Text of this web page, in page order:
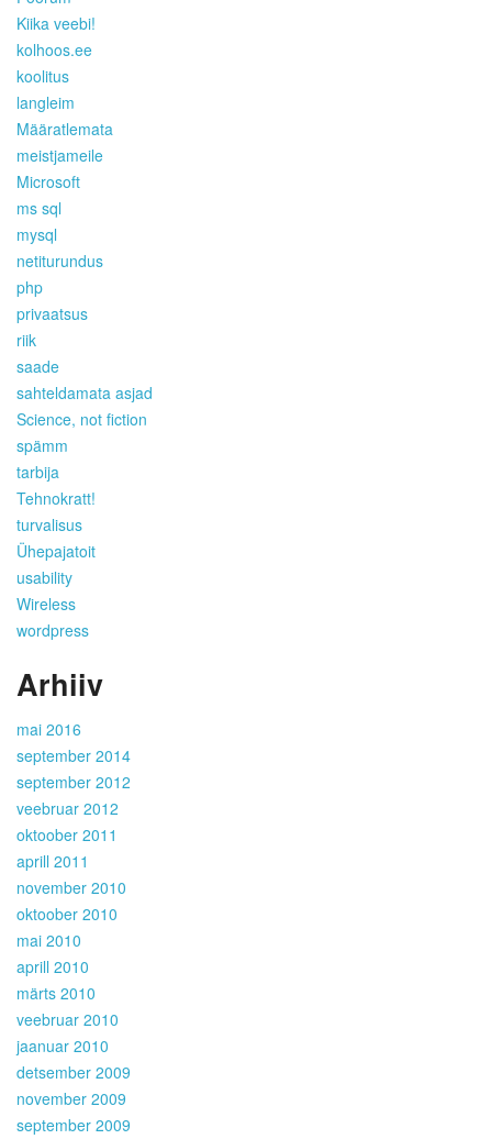
Kiika veebi!
kolhoos.ee
koolitus
langleim
Määratlemata
meistjameile
Microsoft
ms sql
mysql
netiturundus
php
privaatsus
riik
saade
sahteldamata asjad
Science, not fiction
spämm
tarbija
Tehnokratt!
turvalisus
Ühepajatoit
usability
Wireless
wordpress
Arhiiv
mai 2016
september 2014
september 2012
veebruar 2012
oktoober 2011
aprill 2011
november 2010
oktoober 2010
mai 2010
aprill 2010
märts 2010
veebruar 2010
jaanuar 2010
detsember 2009
november 2009
september 2009